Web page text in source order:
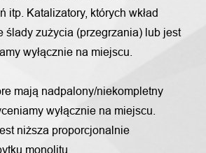
itp. Katalizatory, których wkład
ślady zużycia (przegrzania) lub jest
wyłącznie na miejscu.
mają nadpalony/niekompletny
wyłącznie na miejscu.
niższa proporcjonalnie
monolitu.